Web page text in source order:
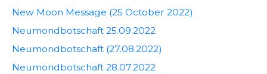
New Moon Message (25 October 2022)
Neumondbotschaft 25.09.2022
Neumondbotschaft (27.08.2022)
Neumondbotschaft 28.07.2022